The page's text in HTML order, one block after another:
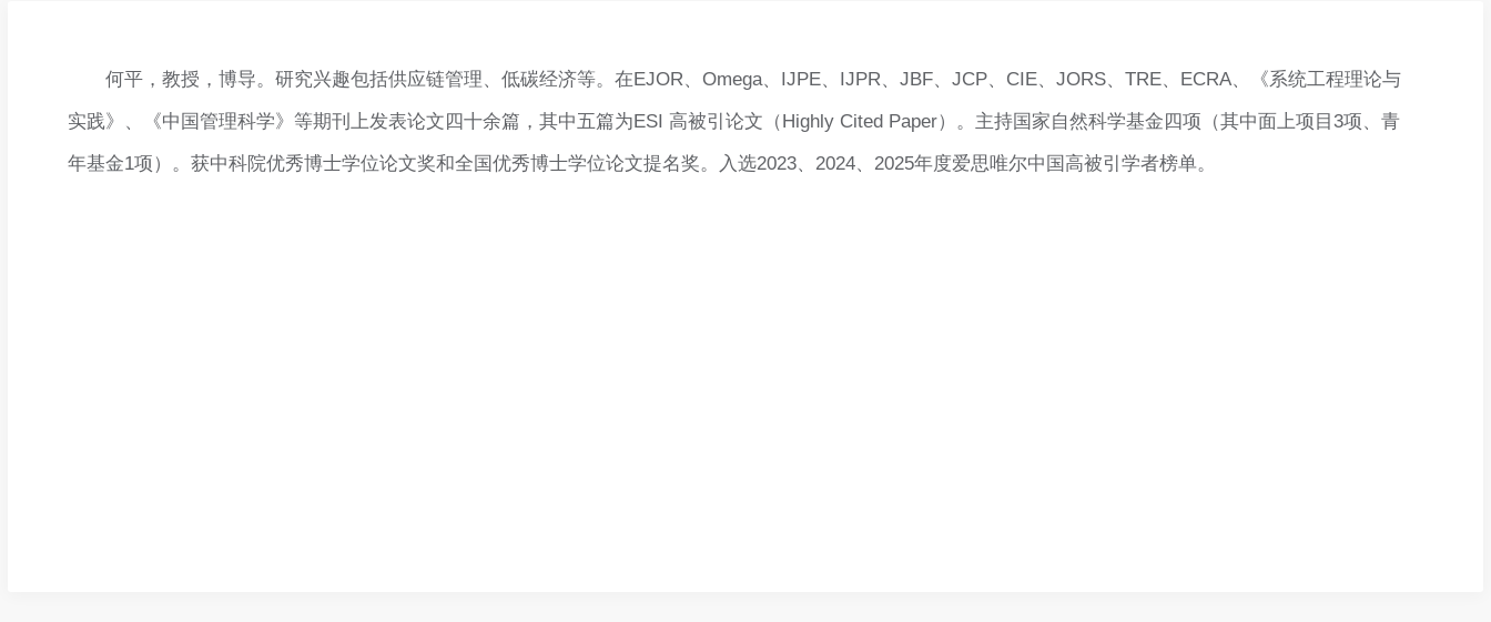
何平，教授，博导。研究兴趣包括供应链管理、低碳经济等。在EJOR、Omega、IJPE、IJPR、JBF、JCP、CIE、JORS、TRE、ECRA、《系统工程理论与
实践》、《中国管理科学》等期刊上发表论文四十余篇，其中五篇为ESI 高被引论文（Highly Cited Paper）。主持国家自然科学基金四项（其中面上项目3项、青
年基金1项）。获中科院优秀博士学位论文奖和全国优秀博士学位论文提名奖。入选2023、2024、2025年度爱思唯尔中国高被引学者榜单。